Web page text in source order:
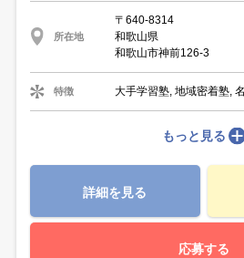
所在地
〒640-8314
和歌山県
和歌山市神前126-3
特徴 大手学習塾, 地域密着塾,
もっと見る
詳細を見る
応募する